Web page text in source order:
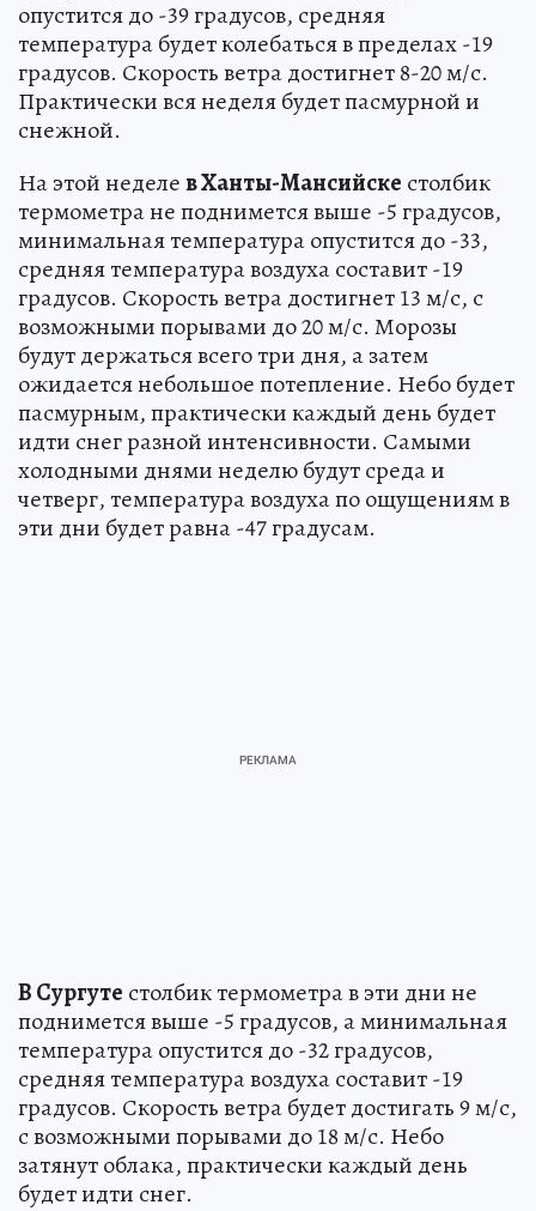
опустится до -39 градусов, средняя
температура будет колебаться в пределах -19
градусов. Скорость ветра достигнет 8-20 м/с.
Практически вся неделя будет пасмурной и
снежной.
На этой неделев Ханты-Мансийске столбик
термометра не поднимется выше -5 градусов,
минимальная температура опустится до -33,
средняя температура воздуха составит -19
градусов. Скорость ветра достигнет 13 м/с, с
возможными порывами до 20 м/с. Морозы
будут держаться всего три дня, а затем
ожидается небольшое потепление. Небо будет
пасмурным, практически каждый день будет
идти снег разной интенсивности. Самыми
холодными днями неделю будут среда и
четверг, температура воздуха по ощущениям в
эти дни будет равна -47 градусам.
В Сургуте столбик термометра в эти дни не
поднимется выше -5 градусов, а минимальная
температура опустится до -32 градусов,
средняя температура воздуха составит -19
градусов. Скорость ветра будет достигать 9 м/с,
с возможными порывами до 18 м/с. Небо
затянут облака, практически каждый день
будет идти снег.